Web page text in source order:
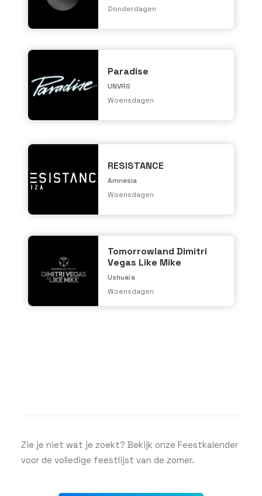
Donderdagen
Paradise
UNVRS
Woensdagen
RESISTANCE
Amnesia
Woensdagen
Tomorrowland Dimitri
Vegas Like Mike
Ushuaïa
Woensdagen
Zie je niet wat je zoekt? Bekijk onze Feestkalender
voor de volledige feestlijst van de zomer.